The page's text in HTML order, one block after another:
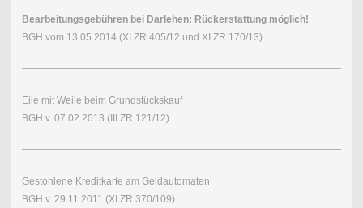
Bearbeitungsgebühren bei Darlehen: Rückerstattung möglich!
BGH vom 13.05.2014 (XI ZR 405/12 und XI ZR 170/13)
Eile mit Weile beim Grundstückskauf
BGH v. 07.02.2013 (III ZR 121/12)
Gestohlene Kreditkarte am Geldautomaten
BGH v. 29.11.2011 (XI ZR 370/109)